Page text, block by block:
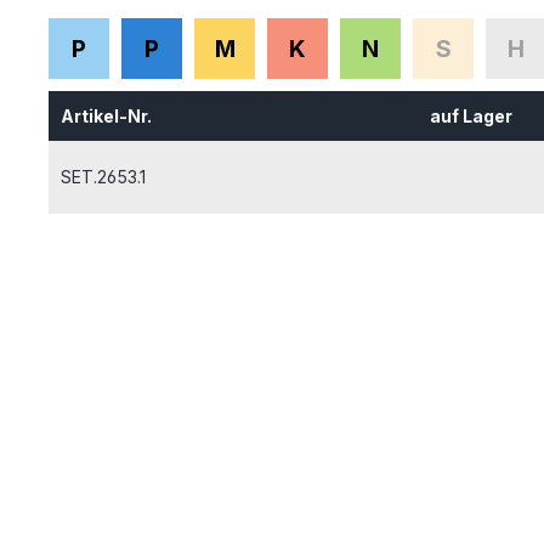
P P M K N S H
Artikel-Nr. auf Lager
SET.2653.1